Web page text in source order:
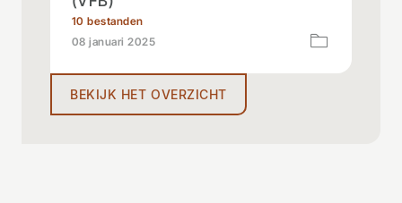
10 bestanden
08 januari 2025
BEKIJK HET OVERZICHT